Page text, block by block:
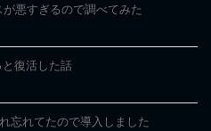
悪すぎるので調べてみた
復活した話
忘れてたので導入しました